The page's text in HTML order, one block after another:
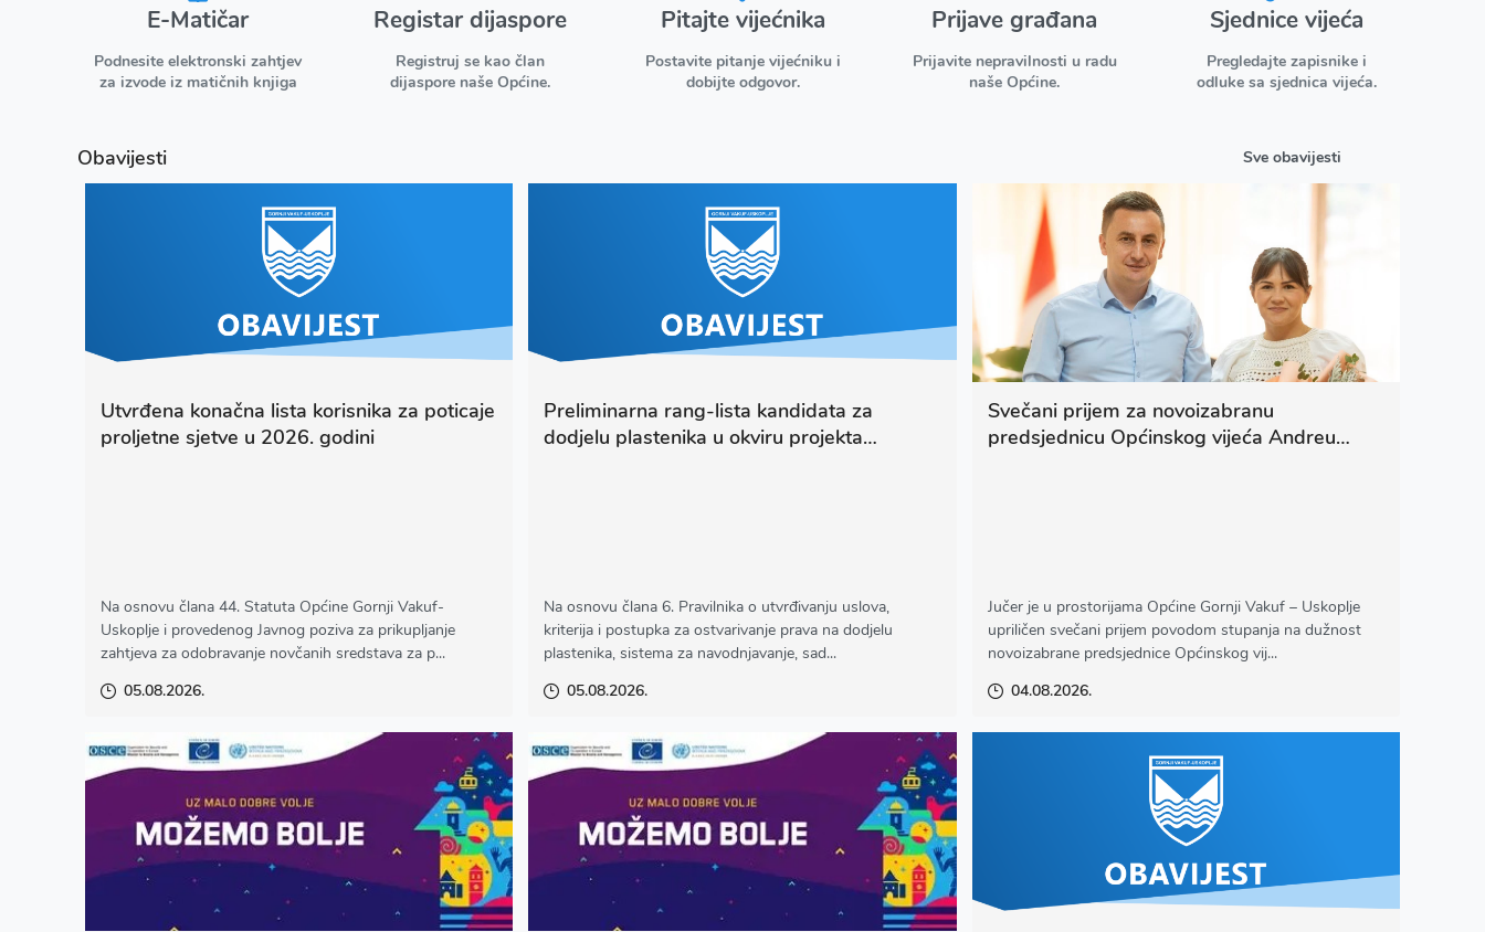
E-Matičar
Podnesite elektronski zahtjev
za izvode iz matičnih knjiga
Registar dijaspore
Registruj se kao član
dijaspore naše Općine.
Pitajte vijećnika
Postavite pitanje vijećniku i
dobijte odgovor.
Prijave građana
Prijavite nepravilnosti u radu
naše Općine.
Sjednice vijeća
Pregledajte zapisnike i
odluke sa sjednica vijeća.
Obavijesti Sve obavijesti
Utvrđena konačna lista korisnika za poticaje
proljetne sjetve u 2026. godini
Na osnovu člana 44. Statuta Općine Gornji Vakuf-
Uskoplje i provedenog Javnog poziva za prikupljanje
zahtjeva za odobravanje novčanih sredstava za p...
05.08.2026.
Preliminarna rang-lista kandidata za
dodjelu plastenika u okviru projekta
Na osnovu člana 6. Pravilnika o utvrđivanju uslova,
kriterija i postupka za ostvarivanje prava na dodjelu
plastenika, sistema za navodnjavanje, sad...
05.08.2026.
Svečani prijem za novoizabranu
predsjednicu Općinskog vijeća Andreu
Jučer je u prostorijama Općine Gornji Vakuf – Uskoplje
upriličen svečani prijem povodom stupanja na dužnost
novoizabrane predsjednice Općinskog vij...
04.08.2026.